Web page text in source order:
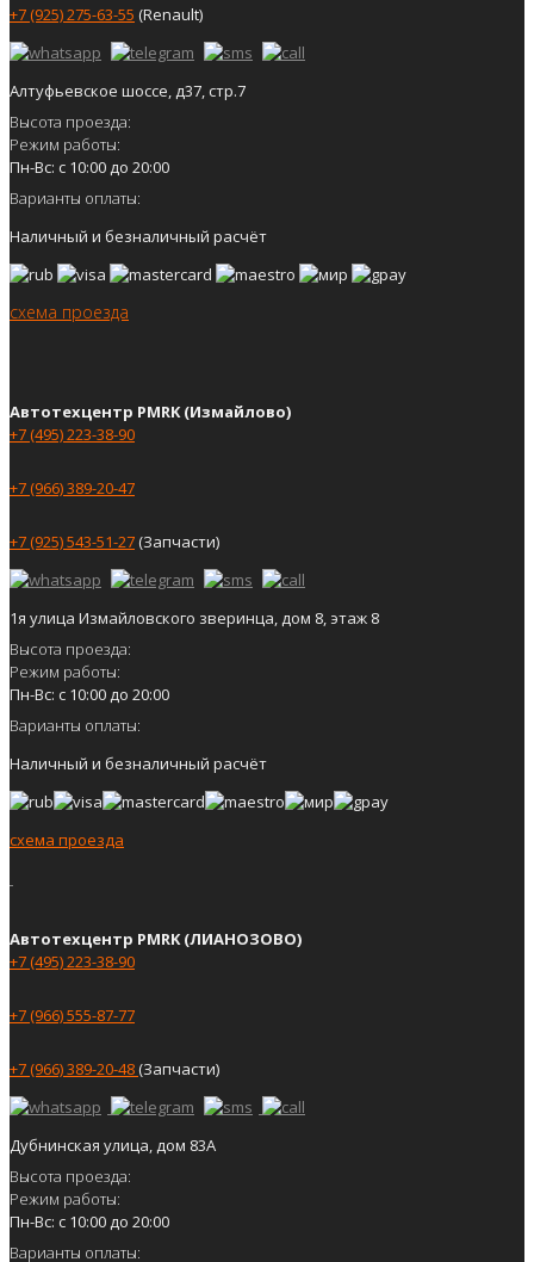
+7 (925) 275-63-55 (Renault)
Алтуфьевское шоссе, д37, стр.7
Высота проезда:
Режим работы:
Пн-Вс: с 10:00 до 20:00
Варианты оплаты:
Наличный и безналичный расчёт
схема проезда
Автотехцентр PMRK (Измайлово)
+7 (495) 223-38-90
+7 (966) 389-20-47
+7 (925) 543-51-27(Запчасти)
1я улица Измайловского зверинца, дом 8, этаж 8
Высота проезда:
Режим работы:
Пн-Вс: с 10:00 до 20:00
Варианты оплаты:
Наличный и безналичный расчёт
схема проезда
Автотехцентр PMRK (ЛИАНОЗОВО)
+7 (495) 223-38-90
+7 (966) 555-87-77
+7 (966) 389-20-48(Запчасти)
Дубнинская улица, дом 83А
Высота проезда:
Режим работы:
Пн-Вс: с 10:00 до 20:00
Варианты оплаты: